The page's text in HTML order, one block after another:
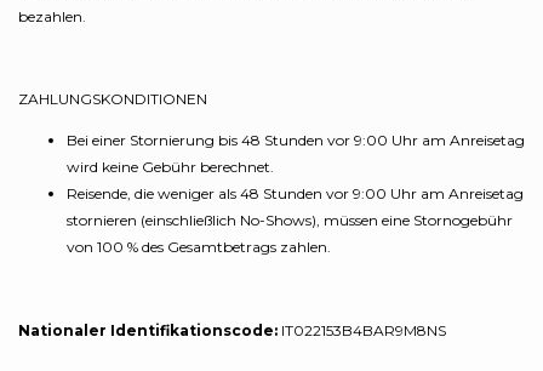
bezahlen.
ZAHLUNGSKONDITIONEN
Bei einer Stornierung bis 48 Stunden vor 9:00 Uhr am Anreisetag
wird keine Gebühr berechnet.
Reisende, die weniger als 48 Stunden vor 9:00 Uhr am Anreisetag
stornieren (einschließlich No-Shows), müssen eine Stornogebühr
von 100 % des Gesamtbetrags zahlen.
Nationaler Identifikationscode: IT022153B4BAR9M8NS